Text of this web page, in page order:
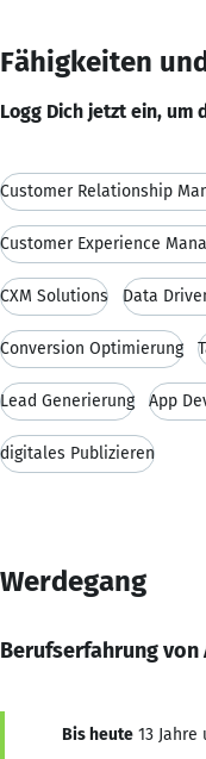
Fähigkeiten
Logg Dich jetzt ein, um
Customer Relationship
Customer Experience
CXM Solutions Data
Conversion Optimierung
Lead Generierung App
digitales Publizieren
Werdegang
Berufserfahrung von
Bis heute 13 Jahre